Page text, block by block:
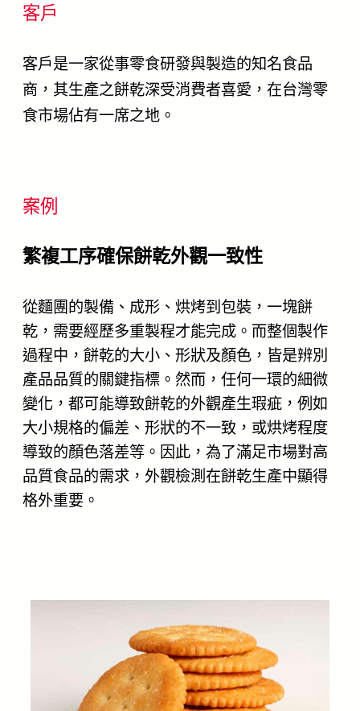
客戶
客戶是一家從事零食研發與製造的知名食品
商，其生產之餅乾深受消費者喜愛，在台灣零
食市場佔有一席之地。
案例
繁複工序確保餅乾外觀一致性
從麵團的製備、成形、烘烤到包裝，一塊餅
乾，需要經歷多重製程才能完成。而整個製作
過程中，餅乾的大小、形狀及顏色，皆是辨別
產品品質的關鍵指標。然而，任何一環的細微
變化，都可能導致餅乾的外觀產生瑕疵，例如
大小規格的偏差、形狀的不一致，或烘烤程度
導致的顏色落差等。因此，為了滿足市場對高
品質食品的需求，外觀檢測在餅乾生產中顯得
格外重要。